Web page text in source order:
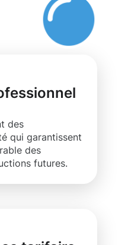
des
qui garantissent
des
futures.